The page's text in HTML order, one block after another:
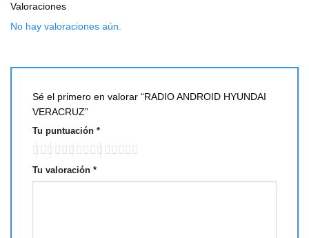
Valoraciones
No hay valoraciones aún.
Sé el primero en valorar “RADIO ANDROID HYUNDAI
VERACRUZ”
Tu puntuación *
Tu valoración *